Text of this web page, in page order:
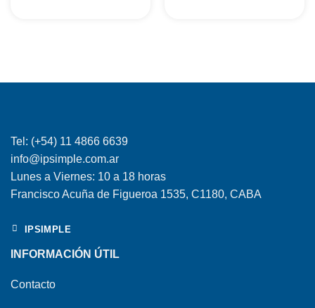
Tel: (+54) 11 4866 6639
info@ipsimple.com.ar
Lunes a Viernes: 10 a 18 horas
Francisco Acuña de Figueroa 1535, C1180, CABA
IPSIMPLE
INFORMACIÓN ÚTIL
Contacto